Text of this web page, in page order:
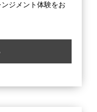
ジメント体験をお